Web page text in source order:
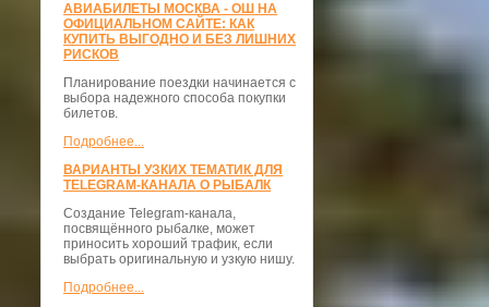
АВИАБИЛЕТЫ МОСКВА - ОШ НА
ОФИЦИАЛЬНОМ САЙТЕ: КАК
КУПИТЬ ВЫГОДНО И БЕЗ ЛИШНИХ
РИСКОВ
Планирование поездки начинается с
выбора надежного способа покупки
билетов.
Подробнее...
ВАРИАНТЫ УЗКИХ ТЕМАТИК ДЛЯ
TELEGRAM-КАНАЛА О РЫБАЛК
Создание Telegram-канала,
посвящённого рыбалке, может
приносить хороший трафик, если
выбрать оригинальную и узкую нишу.
Подробнее...